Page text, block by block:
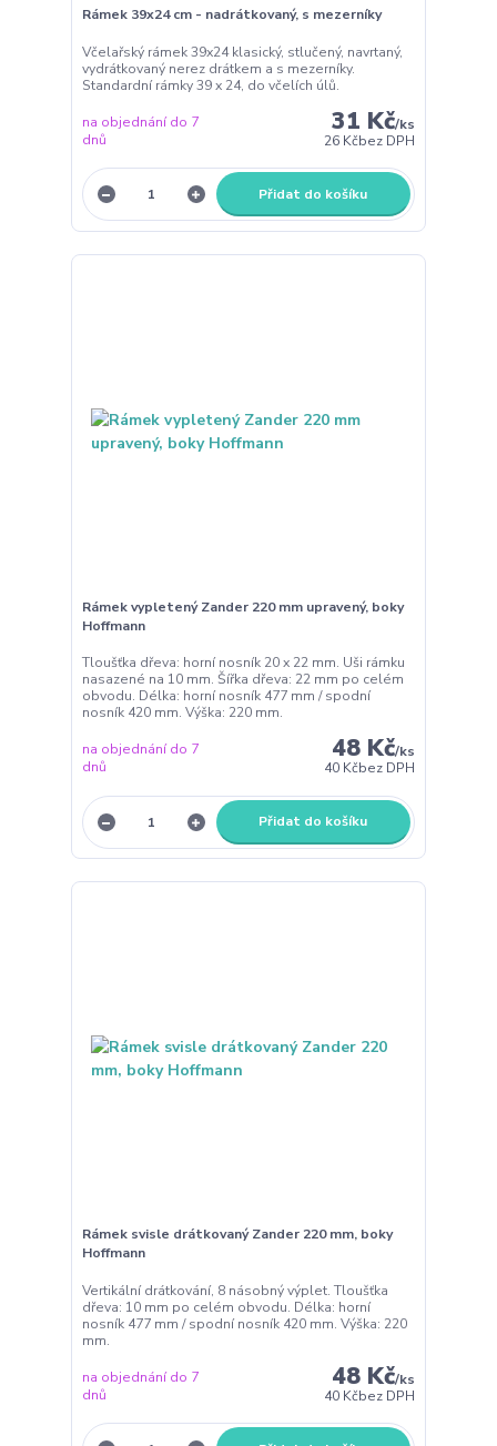
Rámek 39x24 cm - nadrátkovaný, s mezerníky
Včelařský rámek 39x24 klasický, stlučený, navrtaný,
vydrátkovaný nerez drátkem a s mezerníky.
Standardní rámky 39 x 24, do včelích úlů.
31 Kč/ks
26 Kčbez DPH
na objednání do 7
dnů
Přidat do košíku
Rámek vypletený Zander 220 mm upravený, boky
Hoffmann
Tloušťka dřeva: horní nosník 20 x 22 mm. Uši rámku
nasazené na 10 mm. Šířka dřeva: 22 mm po celém
obvodu. Délka: horní nosník 477 mm / spodní
nosník 420 mm. Výška: 220 mm.
48 Kč/ks
40 Kčbez DPH
na objednání do 7
dnů
Přidat do košíku
Rámek svisle drátkovaný Zander 220 mm, boky
Hoffmann
Vertikální drátkování, 8 násobný výplet. Tloušťka
dřeva: 10 mm po celém obvodu. Délka: horní
nosník 477 mm / spodní nosník 420 mm. Výška: 220
mm.
48 Kč/ks
40 Kčbez DPH
na objednání do 7
dnů